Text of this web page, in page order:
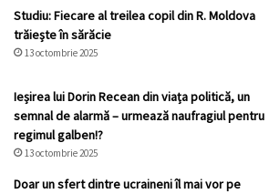
Studiu: Fiecare al treilea copil din R. Moldova
trăiește în sărăcie
13 octombrie 2025
Ieșirea lui Dorin Recean din viața politică, un
semnal de alarmă – urmează naufragiul pentru
regimul galben!?
13 octombrie 2025
Doar un sfert dintre ucraineni îl mai vor pe